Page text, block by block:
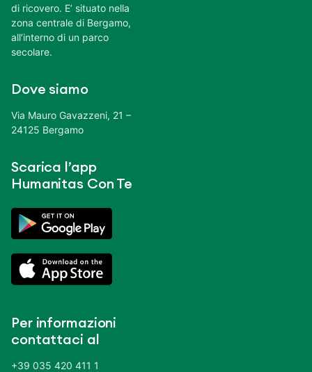
di ricovero. E’ situato nella
zona centrale di Bergamo,
all’interno di un parco
secolare.
Dove siamo
Via Mauro Gavazzeni, 21 –
24125 Bergamo
Scarica l’app
Humanitas Con Te
Per informazioni
contattaci al
+39 035 420 411 1